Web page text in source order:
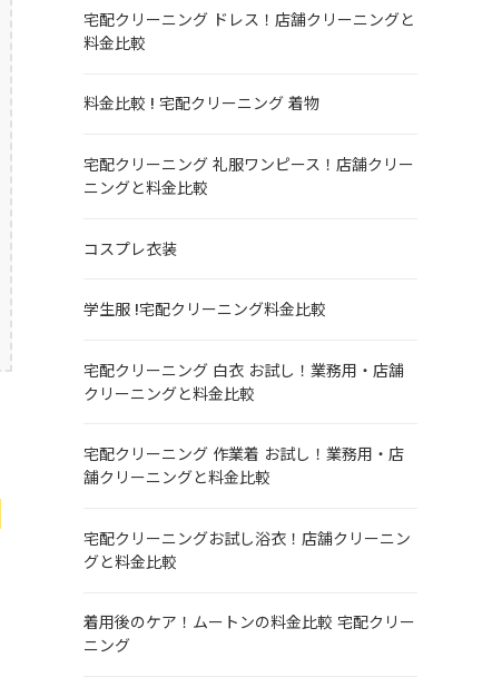
宅配クリーニング ドレス！店舗クリーニングと
料金比較
料金比較 ! 宅配クリーニング 着物
宅配クリーニング 礼服ワンピース！店舗クリー
ニングと料金比較
コスプレ衣装
学生服 !宅配クリーニング料金比較
宅配クリーニング 白衣 お試し！業務用・店舗
クリーニングと料金比較
宅配クリーニング 作業着 お試し！業務用・店
舗クリーニングと料金比較
宅配クリーニングお試し浴衣！店舗クリーニン
グと料金比較
着用後のケア！ムートンの料金比較 宅配クリー
ニング